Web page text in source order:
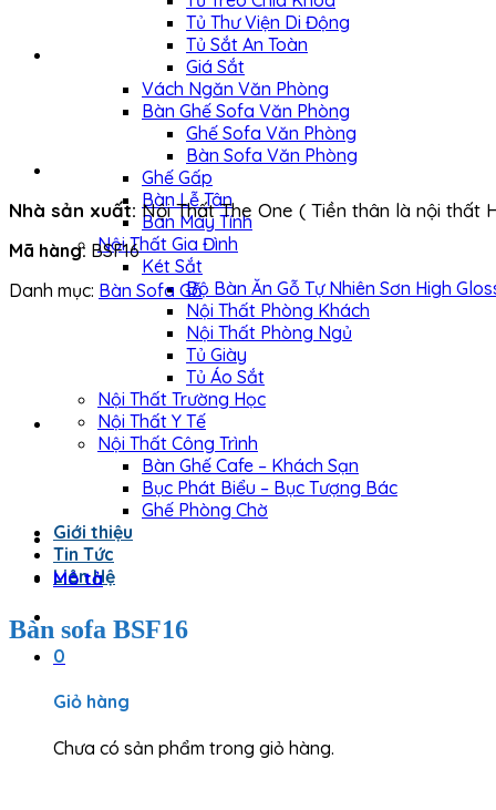
Tủ Thư Viện Di Động
Tủ Sắt An Toàn
Giá Sắt
Vách Ngăn Văn Phòng
Bàn Ghế Sofa Văn Phòng
Ghế Sofa Văn Phòng
Bàn Sofa Văn Phòng
Ghế Gấp
Bàn Lễ Tân
Bàn Máy Tính
Nội Thất Gia Đình
Két Sắt
Bộ Bàn Ăn Gỗ Tự Nhiên Sơn High
Nội Thất Phòng Khách
Nội Thất Phòng Ngủ
Tủ Giày
Tủ Áo Sắt
Nội Thất Trường Học
Nội Thất Y Tế
Nội Thất Công Trình
Bàn Ghế Cafe – Khách Sạn
Bục Phát Biểu – Bục Tượng Bác
Ghế Phòng Chờ
Giới thiệu
Tin Tức
Liên Hệ
0
Giỏ hàng
Chưa có sản phẩm trong giỏ hàng.
Nhà sản xuất: Nội Thất The One ( Tiền thân là nội thất
Mã hàng: BSF16
Danh mục: Bàn Sofa Gỗ
Mô tả
Bàn sofa BSF16